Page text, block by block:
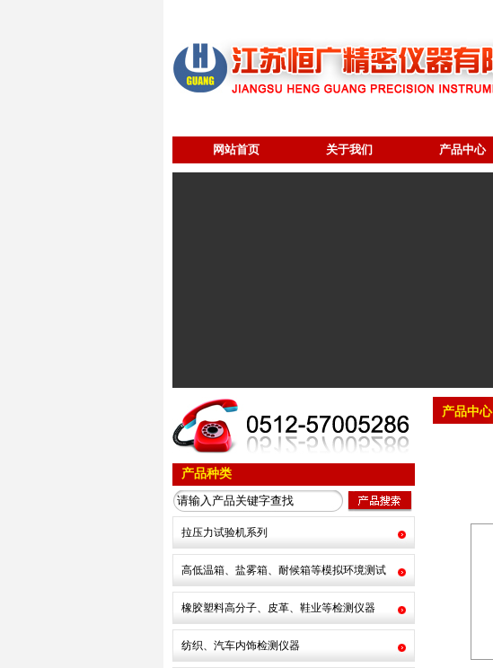
网站首页 关于我们 产品中心
产品种类
拉压力试验机系列
高低温箱、盐雾箱、耐候箱等模拟环境测试
橡胶塑料高分子、皮革、鞋业等检测仪器
纺织、汽车内饰检测仪器
产品中心